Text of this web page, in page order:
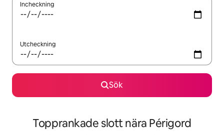
Incheckning
Utcheckning
Sök
Topprankade slott nära Périgord